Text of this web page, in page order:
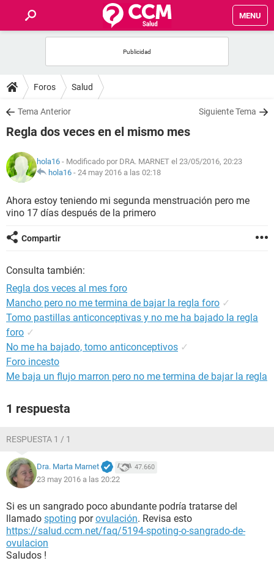
MENU
FOROS
SALUD
FAMILIA
NUTRICIÓN
BIENESTAR
SEXUALIDAD
GLOSARIO
Foros Salud
Tema Anterior Siguiente Tema
Regla dos veces en el mismo mes
hola16 - Modificado por DRA. MARNET el 23/05/2016, 20:23
hola16 - 24 may 2016 a las 02:18
Ahora estoy teniendo mi segunda menstruación pero me
vino 17 días después de la primero
Compartir
Consulta también:
Regla dos veces al mes foro
Mancho pero no me termina de bajar la regla foro ✓
Tomo pastillas anticonceptivas y no me ha bajado la regla
foro ✓
No me ha bajado, tomo anticonceptivos ✓
Foro incesto
Me baja un flujo marron pero no me termina de bajar la regla
1 respuesta
RESPUESTA 1 / 1
Dra. Marta Marnet 47.660
23 may 2016 a las 20:22
Si es un sangrado poco abundante podría tratarse del
llamado spoting porovulación. Revisa esto
https://salud.ccm.net/faq/5194-spoting-o-sangrado-de-
ovulacion
Saludos !